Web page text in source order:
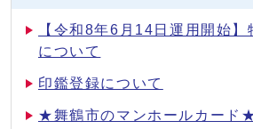
【令和8年6月14日運用開始】
について
印鑑登録について
★舞鶴市のマンホールカード